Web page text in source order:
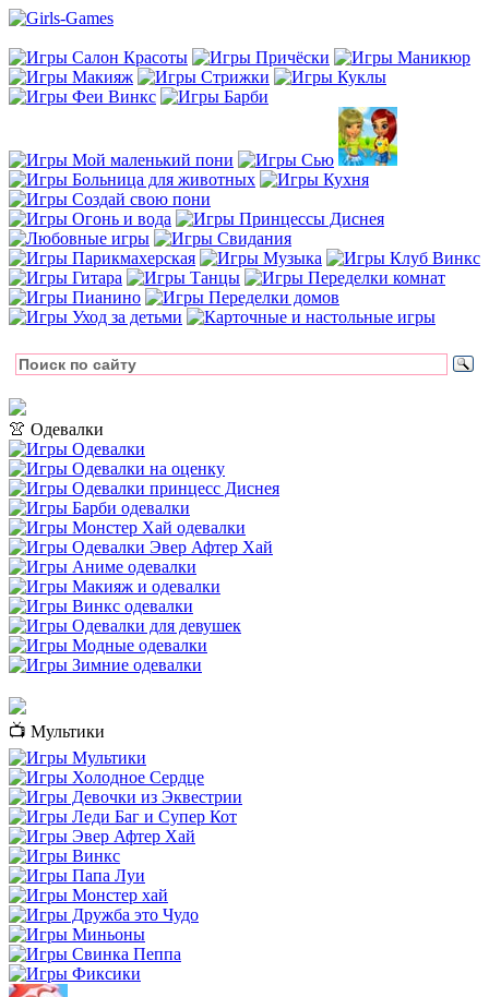
👚 Одевалки
📺 Мультики